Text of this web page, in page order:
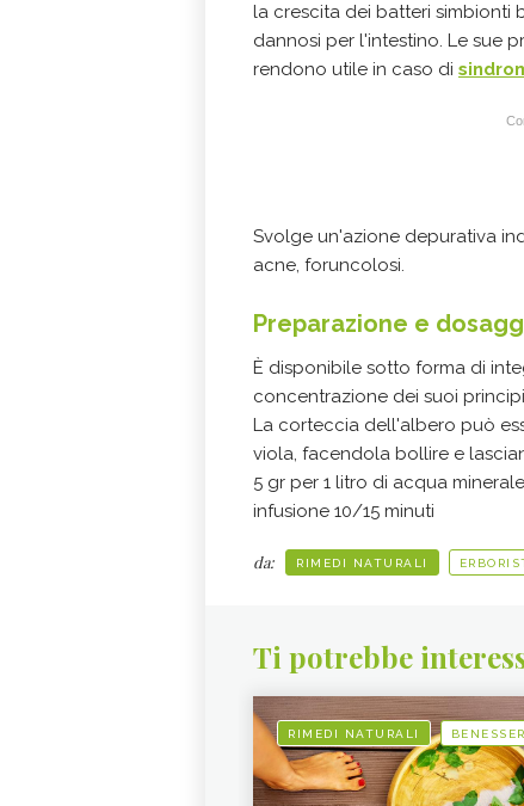
la crescita dei batteri simbionti
dannosi per l'intestino. Le sue
rendono utile in caso di
Svolge un'azione depurativa
acne, foruncolosi.
Preparazione e
È disponibile sotto forma di
concentrazione dei suoi
La corteccia dell'albero può
viola, facendola bollire e
5 gr per 1 litro di acqua
infusione 10/15 minuti
da: RIMEDI NATURALI
Ti potrebbe
RIMEDI NATURALI